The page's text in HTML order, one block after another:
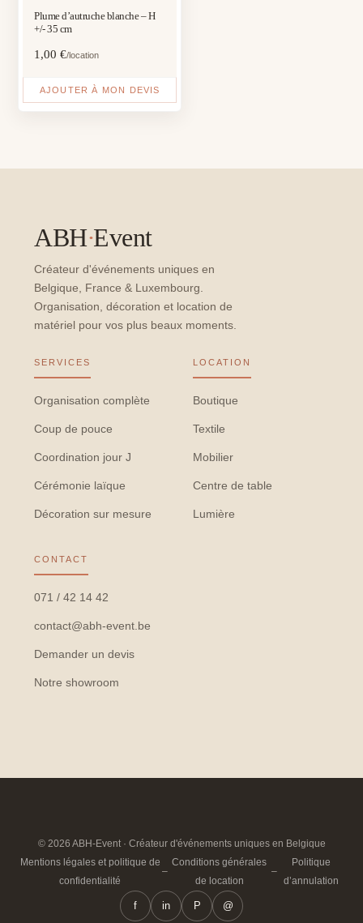
Plume d’autruche blanche – H
+/- 35 cm
1,00€/location
AJOUTER À MON DEVIS
ABH·Event
Créateur d'événements uniques en
Belgique, France & Luxembourg.
Organisation, décoration et location de
matériel pour vos plus beaux moments.
SERVICES
Organisation complète
Coup de pouce
Coordination jour J
Cérémonie laïque
Décoration sur mesure
LOCATION
Boutique
Textile
Mobilier
Centre de table
Lumière
CONTACT
071 / 42 14 42
contact@abh-event.be
Demander un devis
Notre showroom
© 2026 ABH-Event · Créateur d'événements uniques en Belgique
Mentions légales et politique de
confidentialité
–
Conditions générales
de location
–
Politique
d’annulation
f in P @